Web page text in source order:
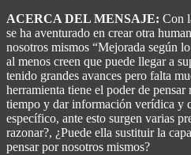
ACERCA DEL MENSAJE: Con
se ha aventurado en crear otra
nosotros mismos “Mejorada según
al menos creen que puede llegar a
tenido grandes avances pero falta
herramienta tiene el poder de
tiempo y dar información verídica y
específico, ante esto surgen varias
razonar?, ¿Puede ella sustituir la
pensar por nosotros mismos?